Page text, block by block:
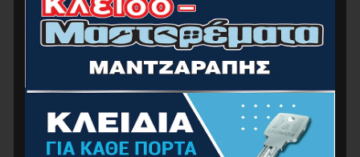
BORMANN Pro BHT4305 Ποτηροκορώνα HSS
Weldon Μαγνητικού Δραπάνου 17x30mm
0.00 €